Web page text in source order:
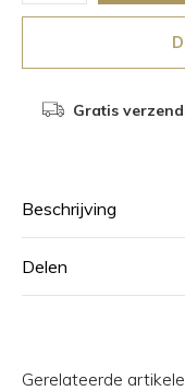
Gratis
Beschrijving
Delen
Gerelateerde